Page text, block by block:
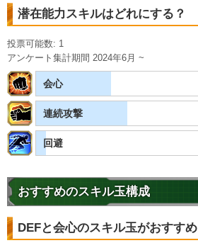
潜在能力スキルはどれにする？
投票可能数: 1
アンケート集計期間 2024年6月 ~
会心
連続攻撃
回避
おすすめのスキル玉構成
DEFと会心のスキル玉がおすすめ